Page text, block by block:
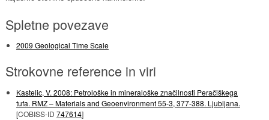
Spletne povezave
2009 Geological Time Scale
Strokovne reference in viri
Kastelic, V. 2008: Petrološke in mineraloške značilnosti Peračiškega
tufa. RMZ – Materials and Geoenvironment 55-3, 377-388. Ljubljana.
[COBISS-ID 747614]